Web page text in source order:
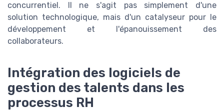
concurrentiel. Il ne s'agit pas simplement d'une
solution technologique, mais d'un catalyseur pour le
développement et l'épanouissement des
collaborateurs.
Intégration des logiciels de
gestion des talents dans les
processus RH